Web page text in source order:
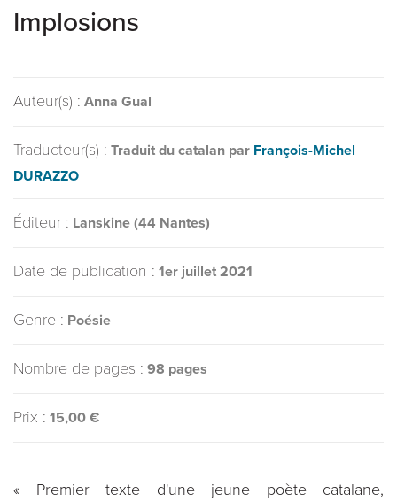
Implosions
Auteur(s) : Anna Gual
Traducteur(s) : Traduit du catalan par François-Michel
DURAZZO
Éditeur : Lanskine (44 Nantes)
Date de publication : 1er juillet 2021
Genre : Poésie
Nombre de pages : 98 pages
Prix : 15,00 €
« Premier texte d'une jeune poète catalane,